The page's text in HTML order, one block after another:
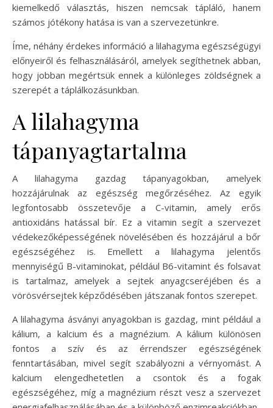
kiemelkedő választás, hiszen nemcsak tápláló, hanem
számos jótékony hatása is van a szervezetünkre.
Íme, néhány érdekes információ a lilahagyma egészségügyi
előnyeiről és felhasználásáról, amelyek segíthetnek abban,
hogy jobban megértsük ennek a különleges zöldségnek a
szerepét a táplálkozásunkban.
A lilahagyma
tápanyagtartalma
A lilahagyma gazdag tápanyagokban, amelyek
hozzájárulnak az egészség megőrzéséhez. Az egyik
legfontosabb összetevője a C-vitamin, amely erős
antioxidáns hatással bír. Ez a vitamin segít a szervezet
védekezőképességének növelésében és hozzájárul a bőr
egészségéhez is. Emellett a lilahagyma jelentős
mennyiségű B-vitaminokat, például B6-vitamint és folsavat
is tartalmaz, amelyek a sejtek anyagcseréjében és a
vörösvérsejtek képződésében játszanak fontos szerepet.
A lilahagyma ásványi anyagokban is gazdag, mint például a
kálium, a kalcium és a magnézium. A kálium különösen
fontos a szív és az érrendszer egészségének
fenntartásában, mivel segít szabályozni a vérnyomást. A
kalcium elengedhetetlen a csontok és a fogak
egészségéhez, míg a magnézium részt vesz a szervezet